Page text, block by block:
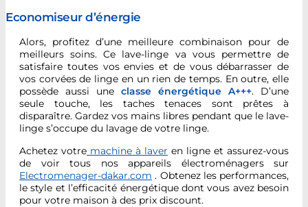
Economiseur d’énergie
Alors, profitez d’une meilleure combinaison pour de
meilleurs soins. Ce lave-linge va vous permettre de
satisfaire toutes vos envies et de vous débarrasser de
vos corvées de linge en un rien de temps. En outre, elle
possède aussi une classe énergétique A+++. D’une
seule touche, les taches tenaces sont prêtes à
disparaître. Gardez vos mains libres pendant que le lave-
linge s’occupe du lavage de votre linge.
Achetez votre machine à laver en ligne et assurez-vous
de voir tous nos appareils électroménagers sur
Electromenager-dakar.com . Obtenez les performances,
le style et l’efficacité énergétique dont vous avez besoin
pour votre maison à des prix discount.